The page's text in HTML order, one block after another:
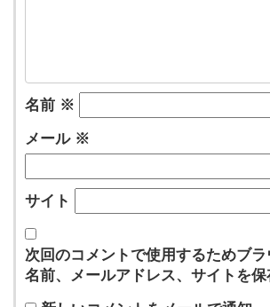
名前 ※
メール ※
サイト
次回のコメントで使用するためブ
名前、メールアドレス、サイトを保